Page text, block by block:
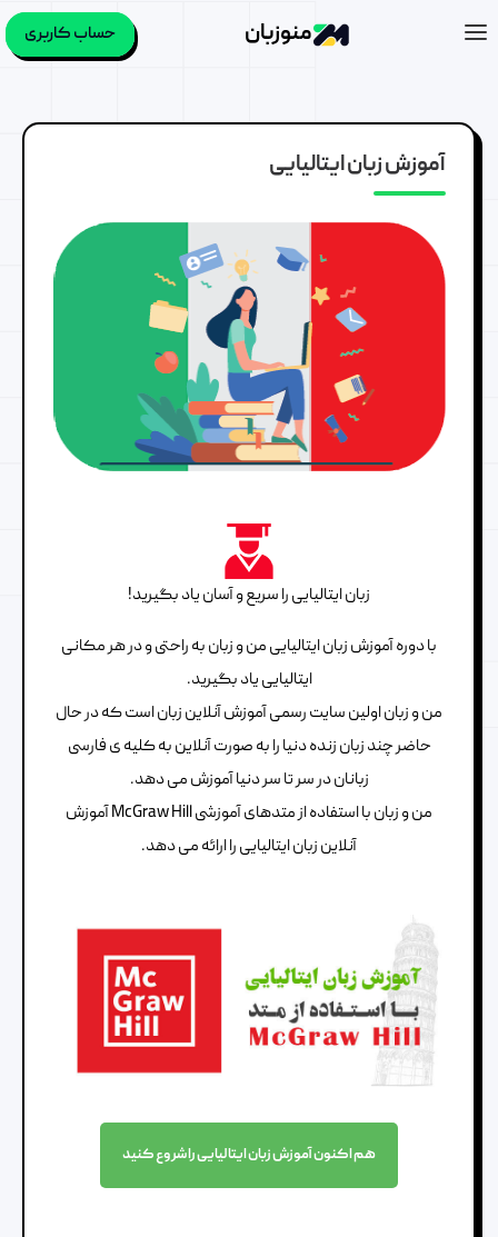
منوزبان حساب کاربری
آموزش زبان ایتالیایی
زبان ایتالیایی را سریع و آسان یاد بگیرید!
با دوره آموزش زبان ایتالیایی من و زبان به راحتی و در هر مکانی
ایتالیایی یاد بگیرید.
من و زبان اولین سایت رسمی آموزش آنلاین زبان است که در حال
حاضر چند زبان زنده دنیا را به صورت آنلاین به کلیه ی فارسی
زبانان در سر تا سر دنیا آموزش می دهد.
من و زبان با استفاده از متدهای آموزشی McGraw Hill آموزش
آنلاین زبان ایتالیایی را ارائه می دهد.
هم اکنون آموزش زبان ایتالیایی را شروع کنید